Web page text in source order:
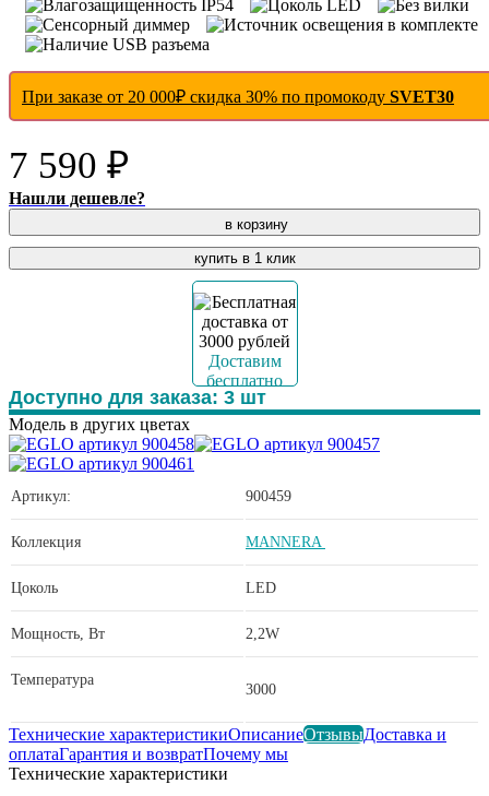
При заказе от 20 000₽ скидка 30% по промокоду SVET30
7 590 ₽
Нашли дешевле?
в корзину
купить в 1 клик
Доставим
бесплатно
Доступно для заказа: 3 шт
Модель в других цветах
Артикул: 900459
Коллекция MANNERA
Цоколь LED
Мощность, Вт 2,2W
Температура
3000
Технические характеристикиОписаниеОтзывыДоставка и
оплатаГарантия и возвратПочему мы
Технические характеристики